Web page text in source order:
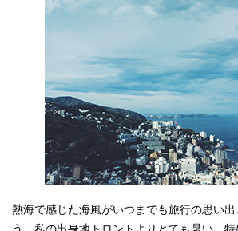
熱海で感じた海風がいつまでも旅行の思い出